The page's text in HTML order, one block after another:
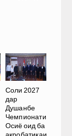
Соли 2027
дар
Душанбе
Чемпионати
Осиё оид ба
акробатикаи